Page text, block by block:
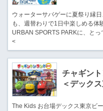
ウォーターサバゲーに夏祭り縁
も、週替わりで1日中楽しめる
URBAN SPORTS PARKに、とっ
<
チャギン
＜デック
The Kids お台場デックス東京ビ